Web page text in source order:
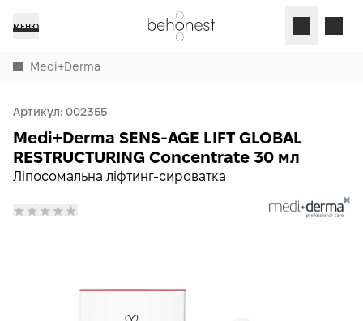
МЕНЮ
Medi+Derma
Артикул: 002355
Ліпосомальна ліфтинг-сироватка
Medi+Derma SENS-AGE LIFT GLOBAL
RESTRUCTURING Concentrate 30 мл